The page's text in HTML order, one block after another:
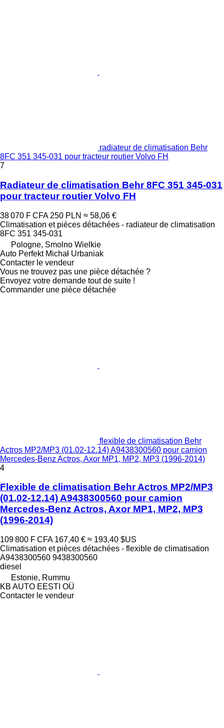
radiateur de climatisation Behr
8FC 351 345-031 pour tracteur routier Volvo FH
7
Radiateur de climatisation Behr 8FC 351 345-031
pour tracteur routier Volvo FH
38 070 F CFA 250 PLN ≈ 58,06 €
Climatisation et pièces détachées - radiateur de climatisation
8FC 351 345-031
Pologne, Smolno Wielkie
Auto Perfekt Michał Urbaniak
Contacter le vendeur
Vous ne trouvez pas une pièce détachée ?
Envoyez votre demande tout de suite !
Commander une pièce détachée
flexible de climatisation Behr
Actros MP2/MP3 (01.02-12.14) A9438300560 pour camion
Mercedes-Benz Actros, Axor MP1, MP2, MP3 (1996-2014)
4
Flexible de climatisation Behr Actros MP2/MP3
(01.02-12.14) A9438300560 pour camion
Mercedes-Benz Actros, Axor MP1, MP2, MP3
(1996-2014)
109 800 F CFA 167,40 € ≈ 193,40 $US
Climatisation et pièces détachées - flexible de climatisation
A9438300560 9438300560
diesel
Estonie, Rummu
KB AUTO EESTI OÜ
Contacter le vendeur